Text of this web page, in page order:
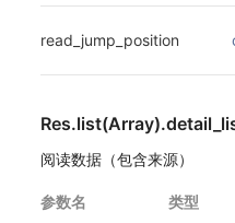
read_jump_position
阅读数据（包含来源）
参数名 类型